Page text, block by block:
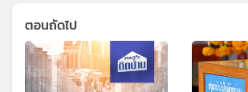
ตอนถัดไป